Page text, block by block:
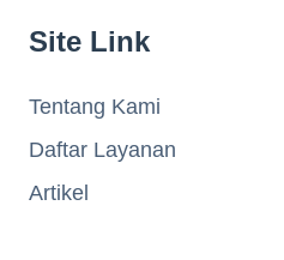
Site Link
Tentang Kami
Daftar Layanan
Artikel